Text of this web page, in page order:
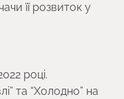
її розвиток у
році.
та “Холодно” на